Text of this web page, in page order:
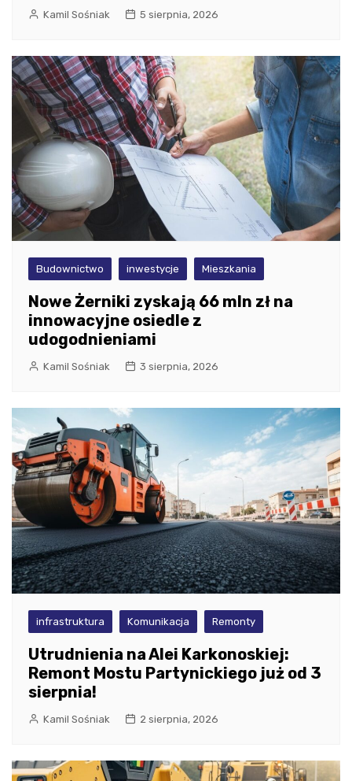
Kamil Sośniak 5 sierpnia, 2026
Budownictwo inwestycje Mieszkania
Nowe Żerniki zyskają 66 mln zł na
innowacyjne osiedle z
udogodnieniami
Kamil Sośniak 3 sierpnia, 2026
infrastruktura Komunikacja Remonty
Utrudnienia na Alei Karkonoskiej:
Remont Mostu Partynickiego już od 3
sierpnia!
Kamil Sośniak 2 sierpnia, 2026